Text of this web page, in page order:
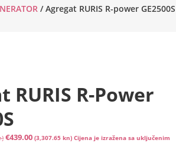
/ Agregat RURIS R-power GE2500S
RURIS R-Power
Izvorna
€439.00 (3,307.65 kn)Trenutna
Cijena je izražena sa uključenim